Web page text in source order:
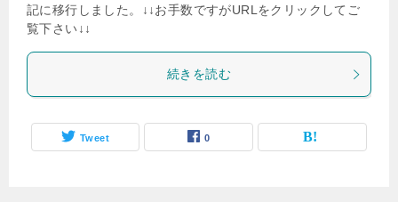
記に移行しました。↓↓お手数ですがURLをクリックしてご
覧下さい↓↓
続きを読む
Tweet 0